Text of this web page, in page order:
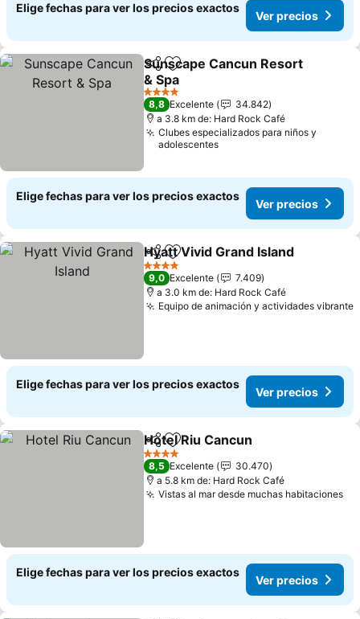
Elige fechas para ver los precios exactos
Ver precios
CompartirAgregar a favoritos
Sunscape Cancun Resort
& Spa
4 Estrellas
8,8 Excelente
34.842
a 3.8 km de: Hard Rock Café
Clubes especializados para niños y
adolescentes
Elige fechas para ver los precios exactos
Ver precios
CompartirAgregar a favoritos
Hyatt Vivid Grand Island
4 Estrellas
9,0 Excelente
7.409
a 3.0 km de: Hard Rock Café
Equipo de animación y actividades vibrante
Elige fechas para ver los precios exactos
Ver precios
CompartirAgregar a favoritos
Hotel Riu Cancun
4 Estrellas
8,5 Excelente
30.470
a 5.8 km de: Hard Rock Café
Vistas al mar desde muchas habitaciones
Elige fechas para ver los precios exactos
Ver precios